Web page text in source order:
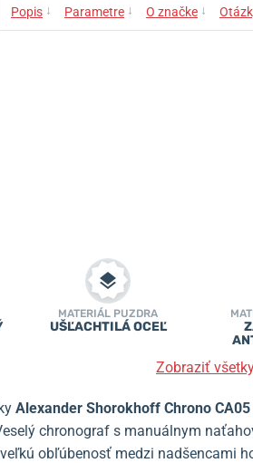
Popis ↓ Parametre ↓ O značke ↓
MATERIÁL PUZDRA
UŠĽACHTILÁ OCEĽ
Zobraziť
Alexander Shorokhoff Chrono
chronograf s manuálnym
obľúbenosť medzi nadšencami